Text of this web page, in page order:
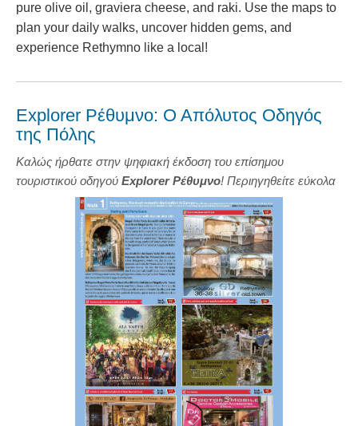
pure olive oil, graviera cheese, and raki. Use the maps to
plan your daily walks, uncover hidden gems, and
experience Rethymno like a local!
Explorer Ρέθυμνο: Ο Απόλυτος Οδηγός
της Πόλης
Καλώς ήρθατε στην ψηφιακή έκδοση του επίσημου
τουριστικού οδηγού Explorer Ρέθυμνο! Περιηγηθείτε εύκολα
στην πόλη χρησιμοποιώντας τους αναλυτικούς χάρτες μας και
ανακαλύψτε όλα τα κορυφαία αξιοθέατα, από το επιβλητικό
κάστρο της Φορτέτζας μέχρι το γραφικό Ενετικό Λιμάνι.
Η εμπειρία σας όμως δεν σταματά εδώ. Γνωρίστε την
αυθεντική κρητική ζωή: βρείτε τις προτάσεις μας για τα
καλύτερα εστιατόρια της πόλης, δοκιμάστε την τοπική
γαστρονομία και ανακαλύψτε μοναδικά παραδοσιακά
προϊόντα, από αγνό ελαιόλαδο και γραβιέρα μέχρι
παραδοσιακή τσικουδιά. Χρησιμοποιήστε τους χάρτες για να
οργανώσετε τις βόλτες σας, να βρείτε κρυμμένα μυστικά και
να ζήσετε το Ρέθυμνο σαν ντόπιος!